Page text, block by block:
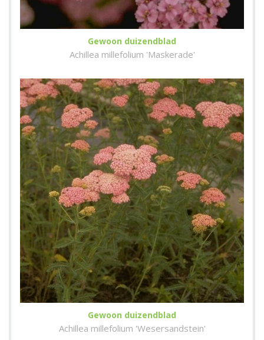
Gewoon duizendblad
Achillea millefolium 'Maskerade'
Gewoon duizendblad
Achillea millefolium 'Wesersandstein'